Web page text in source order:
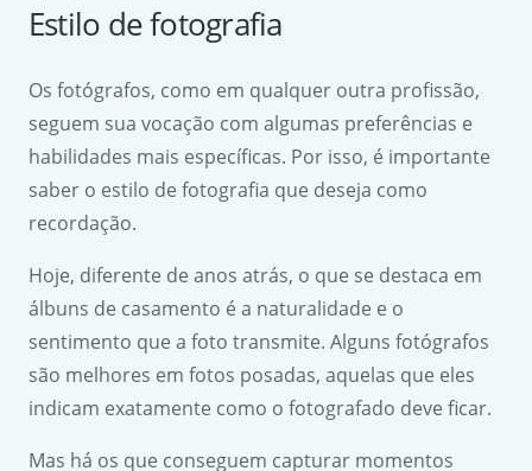
Estilo de fotografia
Os fotógrafos, como em qualquer outra profissão,
seguem sua vocação com algumas preferências e
habilidades mais específicas. Por isso, é importante
saber o estilo de fotografia que deseja como
recordação.
Hoje, diferente de anos atrás, o que se destaca em
álbuns de casamento é a naturalidade e o
sentimento que a foto transmite. Alguns fotógrafos
são melhores em fotos posadas, aquelas que eles
indicam exatamente como o fotografado deve ficar.
Mas há os que conseguem capturar momentos